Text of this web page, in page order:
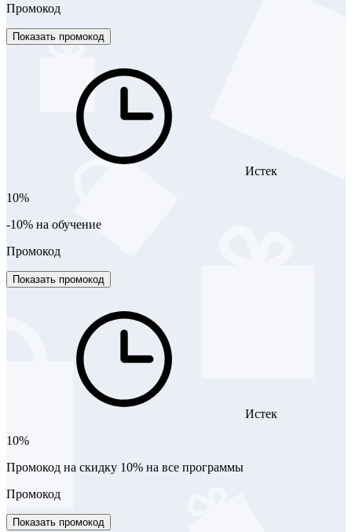
Промокод
Показать промокод
Истек
10%
-10% на обучение
Промокод
Показать промокод
Истек
10%
Промокод на скидку 10% на все программы
Промокод
Показать промокод